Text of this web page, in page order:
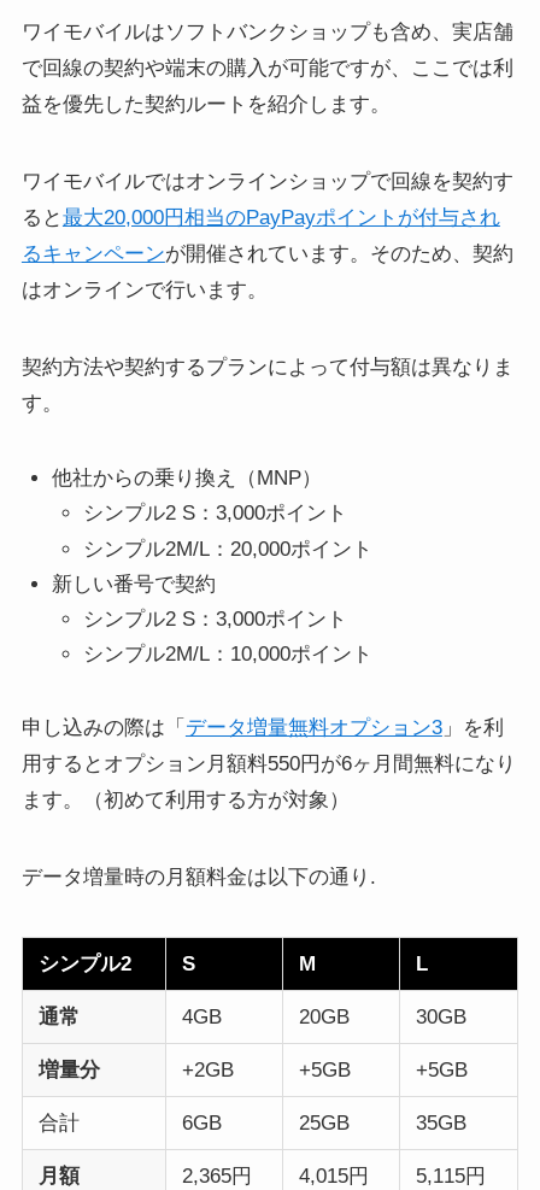
ワイモバイルはソフトバンクショップも含め、実店舗
で回線の契約や端末の購入が可能ですが、ここでは利
益を優先した契約ルートを紹介します。
ワイモバイルではオンラインショップで回線を契約す
ると最大20,000円相当のPayPayポイントが付与され
るキャンペーンが開催されています。そのため、契約
はオンラインで行います。
契約方法や契約するプランによって付与額は異なりま
す。
他社からの乗り換え（MNP）
シンプル2 S：3,000ポイント
シンプル2M/L：20,000ポイント
新しい番号で契約
シンプル2 S：3,000ポイント
シンプル2M/L：10,000ポイント
申し込みの際は「 データ増量無料オプション3」を利
用するとオプション月額料550円が6ヶ月間無料になり
ます。（初めて利用する方が対象）
データ増量時の月額料金は以下の通り.
シンプル2 S M L
通常 4GB 20GB 30GB
増量分 +2GB +5GB +5GB
合計 6GB 25GB 35GB
月額 2,365円 4,015円 5,115円